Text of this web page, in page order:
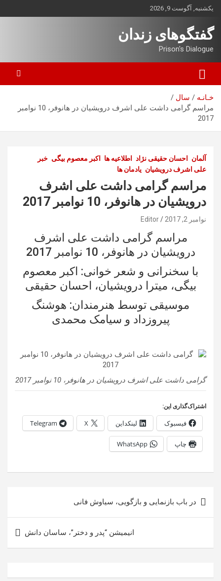
بروید
یکشنبه, آگوست 9, 2026
گفتگوهای زندان
Prison's Dialogue
خـانـه
سال
مراسم گرامی داشت علی اشرف درویشیان در هانوفر، 10 نوامبر
2017
آلمان احسان حقیقی نژاد اطلاعیه ها اکبر معصوم بیگی خبر
علی اشرف درویشیان یادمان ها
مراسم گرامی داشت علی اشرف
درویشیان در هانوفر، 10 نوامبر 2017
نوامبر 2, 2017 Editor
مراسم گرامی داشت علی اشرف
درویشیان در هانوفر، 10 نوامبر 2017
با سخنرانی و شعر خوانی: اکبر معصوم
بیگی، میترا درویشیان، احسان حقیقی
موسیقی توسط هنرمندان: هوشنگ
پیروزداد و سیامک محمدی
گرامی داشت علی اشرف درویشیان در هانوفر، 10 نوامبر 2017
اشتراک‌گذاری این:
فیسبوک لینکداین X
Telegram
چاپ WhatsApp
نوشته
در باب بازنمایی و بازگویی، سیاوش فانی
انیمیشن “پدر و دختر”، ساسان دانش